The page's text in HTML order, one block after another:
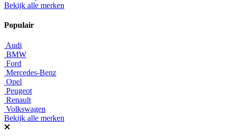
Bekijk alle merken
Populair
Audi
BMW
Ford
Mercedes-Benz
Opel
Peugeot
Renault
Volkswagen
Bekijk alle merken